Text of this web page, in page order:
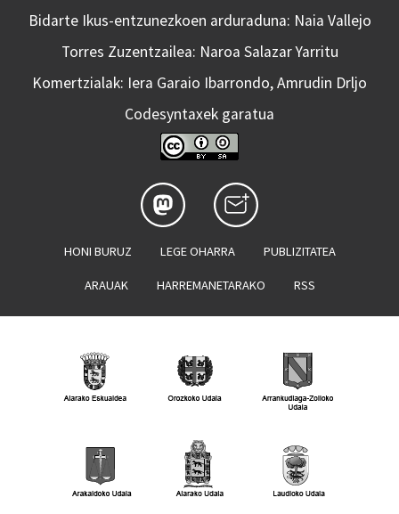
Bidarte Ikus-entzunezkoen arduraduna: Naia Vallejo
Torres Zuzentzailea: Naroa Salazar Yarritu
Komertzialak: Iera Garaio Ibarrondo, Amrudin Drljo
Codesyntaxek garatua
HONI BURUZ LEGE OHARRA PUBLIZITATEA
ARAUAK HARREMANETARAKO RSS